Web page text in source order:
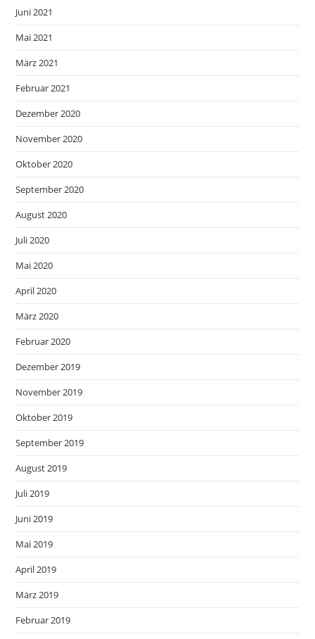
Juni 2021
Mai 2021
März 2021
Februar 2021
Dezember 2020
November 2020
Oktober 2020
September 2020
August 2020
Juli 2020
Mai 2020
April 2020
März 2020
Februar 2020
Dezember 2019
November 2019
Oktober 2019
September 2019
August 2019
Juli 2019
Juni 2019
Mai 2019
April 2019
März 2019
Februar 2019